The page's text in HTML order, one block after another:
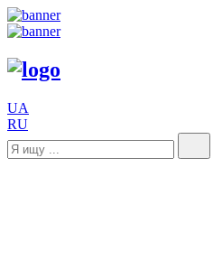
UA
RU